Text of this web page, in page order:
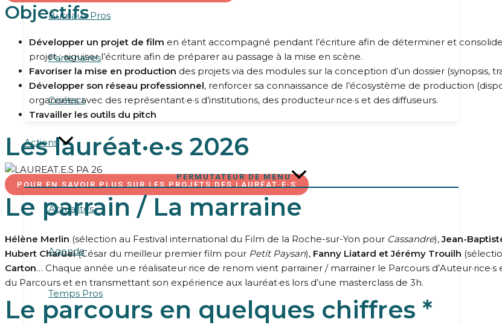
Bureaux Pros
Partenaires
Contact
Actions
PERMUTATEUR DE MENU
Actualités
Agenda
Temps Pros
Objectifs
Développer un projet de film en étant accompagné pendant l’écriture afin de déterminer et
projet ; aiguiser l’écriture afin de préparer au passage à la mise en scène.
Favoriser la mise en production des projets via des modules sur la conception d’un dossier
Développer son réseau professionnel, renforcer sa connaissance de l’écosystème de production
organisées avec des représentant·e·s d’institutions, des producteur·rice·s et des diffuseurs.
Travailler les outils du pitch
Les lauréat·e·s 2026
POUR EN SAVOIR PLUS SUR LES PROJETS DES LAURÉAT·E·S
Le parrain / La marraine
Hélène Merlin (sélection au Festival international du Film de la Roche-sur-Yon pour Cassandre),Jean-
Hubert Charuel(César du meilleur premier film pour Petit Paysan), Fanny Liatard et Jérémy Trouilh
Carton… Chaque année un·e réalisateur·rice de renom vient parrainer / marrainer le Parcours
du Parcours et en transmettant son expérience aux lauréat·es lors d’une masterclass de 3h.
Le parcours en quelques chiffres *